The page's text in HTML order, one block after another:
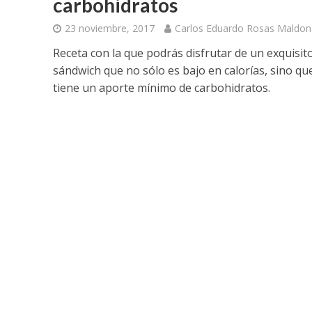
carbohidratos
23 noviembre, 2017 Carlos Eduardo Rosas
Receta con la que podrás disfrutar de un
sándwich que no sólo es bajo en calorías, sino
tiene un aporte mínimo de carbohidratos.